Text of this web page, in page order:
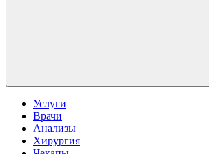
Услуги
Врачи
Анализы
Хирургия